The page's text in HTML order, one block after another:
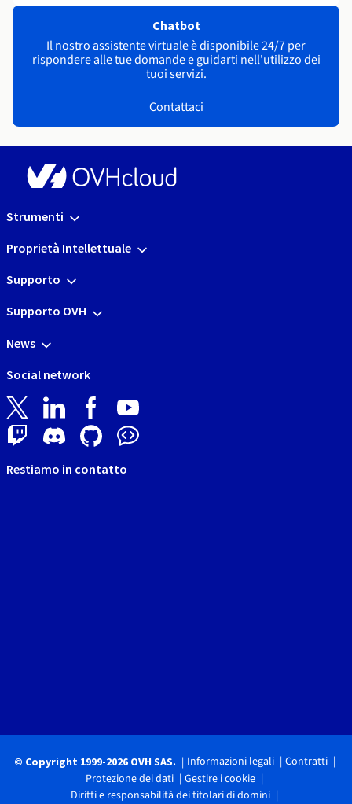
Chatbot
Il nostro assistente virtuale è disponibile 24/7 per
rispondere alle tue domande e guidarti nell'utilizzo dei
tuoi servizi.
Contattaci
Strumenti
Proprietà Intellettuale
Supporto
Supporto OVH
News
Social network
Restiamo in contatto
© Copyright 1999-2026 OVH SAS. Informazioni legali
Contratti
Protezione dei dati
Gestire i cookie
Diritti e responsabilità dei titolari di domini